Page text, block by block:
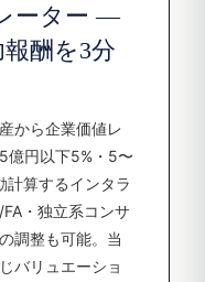
ーター —
酬を3分
から企業価値レ
億円以下5%・5〜
計算するインタラ
・独立系コンサ
調整も可能。当
バリュエーショ